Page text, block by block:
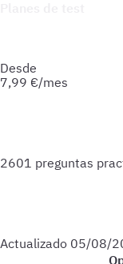
Desde
7,99 €/mes
2601 preguntas
Actualizado 05/08/